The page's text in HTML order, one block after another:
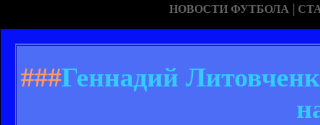
НОВОСТИ ФУТБОЛА |
###Геннадий